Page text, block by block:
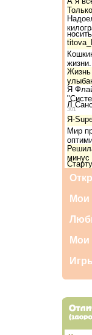
жизни.
Жизнь
Я
301
Я-
Мир
минус
Мои
Мои